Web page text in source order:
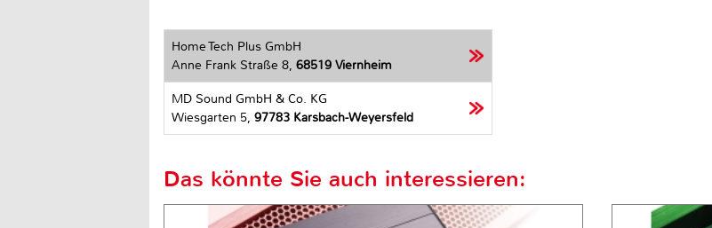
Home Tech Plus GmbH
Anne Frank Straße 8, 68519 Viernheim
MD Sound GmbH & Co. KG
Wiesgarten 5, 97783 Karsbach-Weyersfeld
Das könnte Sie auch interessieren: